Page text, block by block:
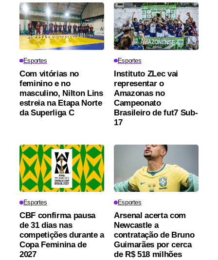
Esportes
Com vitórias no
feminino e no
masculino, Nilton Lins
estreia na Etapa Norte
da Superliga C
Esportes
Instituto ZLec vai
representar o
Amazonas no
Campeonato
Brasileiro de fut7 Sub-
17
Esportes
CBF confirma pausa
de 31 dias nas
competições durante a
Copa Feminina de
2027
Esportes
Arsenal acerta com
Newcastle a
contratação de Bruno
Guimarães por cerca
de R$ 518 milhões